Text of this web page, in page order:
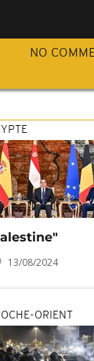
NO
13/08/2024
ORIENT